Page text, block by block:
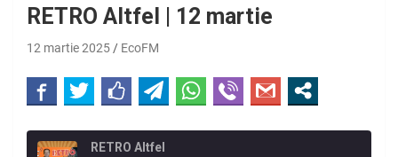
RETRO Altfel | 12 martie
12 martie 2025 EcoFM
RETRO Altfel